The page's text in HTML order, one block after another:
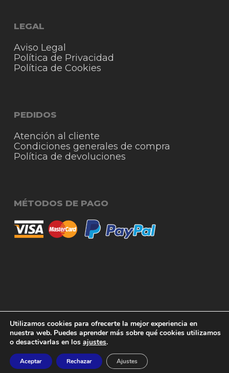
Subtotal: 0,00
Ver carrito
LEGAL
Aviso Legal
Política de Privacidad
Política de Cookies
PEDIDOS
Atención al cliente
Condiciones generales de compra
Política de devoluciones
MÉTODOS DE PAGO
© 2026 RigmoSur. Proyecto realizado por Grado
Creativo Agencia de Publicidad
facebookinstagramwhatsappphone
Utilizamos cookies para ofrecerte la mejor experiencia en
nuestra web. Puedes aprender más sobre qué cookies utilizamos
o desactivarlas en los ajustes.
Aceptar Rechazar Ajustes